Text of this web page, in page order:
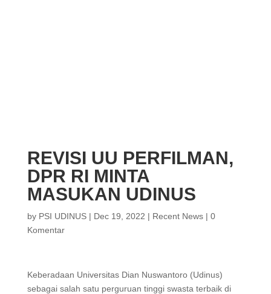
REVISI UU PERFILMAN,
DPR RI MINTA
MASUKAN UDINUS
by PSI UDINUS| Dec 19, 2022 | Recent News| 0
Komentar
Keberadaan Universitas Dian Nuswantoro (Udinus)
sebagai salah satu perguruan tinggi swasta terbaik di